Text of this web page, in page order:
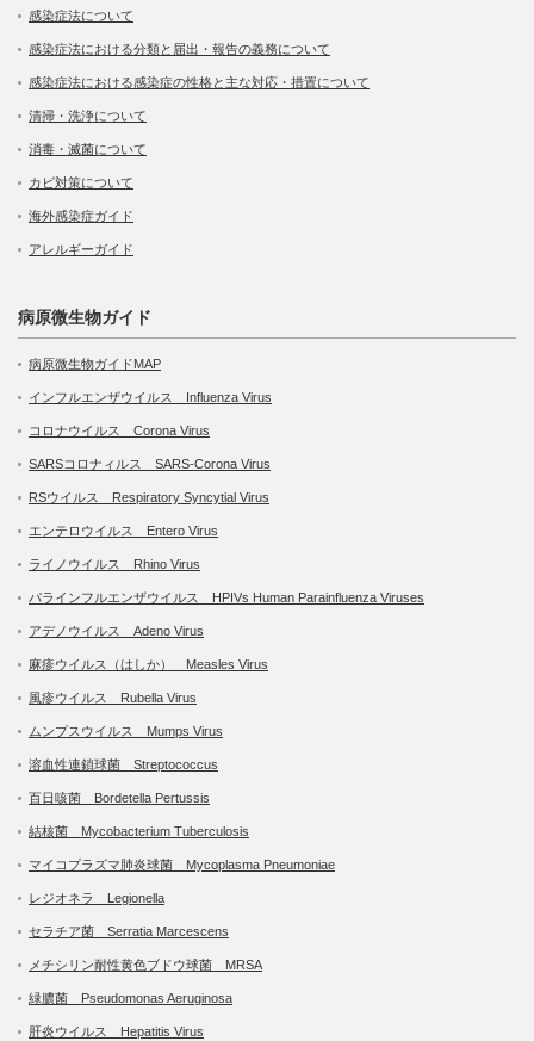
感染症法について
感染症法における分類と届出・報告の義務について
感染症法における感染症の性格と主な対応・措置について
清掃・洗浄について
消毒・滅菌について
カビ対策について
海外感染症ガイド
アレルギーガイド
病原微生物ガイド
病原微生物ガイドMAP
インフルエンザウイルス Influenza Virus
コロナウイルス Corona Virus
SARSコロナィルス SARS-Corona Virus
RSウイルス Respiratory Syncytial Virus
エンテロウイルス Entero Virus
ライノウイルス Rhino Virus
パラインフルエンザウイルス HPIVs Human Parainfluenza Viruses
アデノウイルス Adeno Virus
麻疹ウイルス（はしか） Measles Virus
風疹ウイルス Rubella Virus
ムンプスウイルス Mumps Virus
溶血性連鎖球菌 Streptococcus
百日咳菌 Bordetella Pertussis
結核菌 Mycobacterium Tuberculosis
マイコプラズマ肺炎球菌 Mycoplasma Pneumoniae
レジオネラ Legionella
セラチア菌 Serratia Marcescens
メチシリン耐性黄色ブドウ球菌 MRSA
緑膿菌 Pseudomonas Aeruginosa
肝炎ウイルス Hepatitis Virus